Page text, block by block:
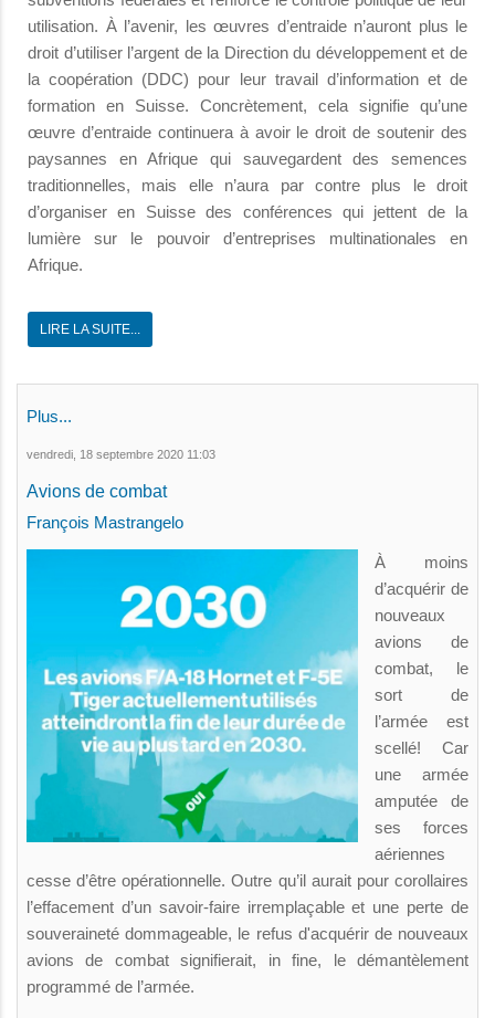
utilisation. À l’avenir, les œuvres d’entraide n’auront plus le
droit d’utiliser l’argent de la Direction du développement et de
la coopération (DDC) pour leur travail d’information et de
formation en Suisse. Concrètement, cela signifie qu’une
œuvre d’entraide continuera à avoir le droit de soutenir des
paysannes en Afrique qui sauvegardent des semences
traditionnelles, mais elle n’aura par contre plus le droit
d’organiser en Suisse des conférences qui jettent de la
lumière sur le pouvoir d’entreprises multinationales en
Afrique.
LIRE LA SUITE...
Plus...
vendredi, 18 septembre 2020 11:03
Avions de combat
François Mastrangelo
À moins
d’acquérir de
nouveaux
avions de
combat, le
sort de
l’armée est
scellé! Car
une armée
amputée de
ses forces
aériennes
cesse d’être opérationnelle. Outre qu’il aurait pour corollaires
l’effacement d’un savoir-faire irremplaçable et une perte de
souveraineté dommageable, le refus d'acquérir de nouveaux
avions de combat signifierait, in fine, le démantèlement
programmé de l’armée.